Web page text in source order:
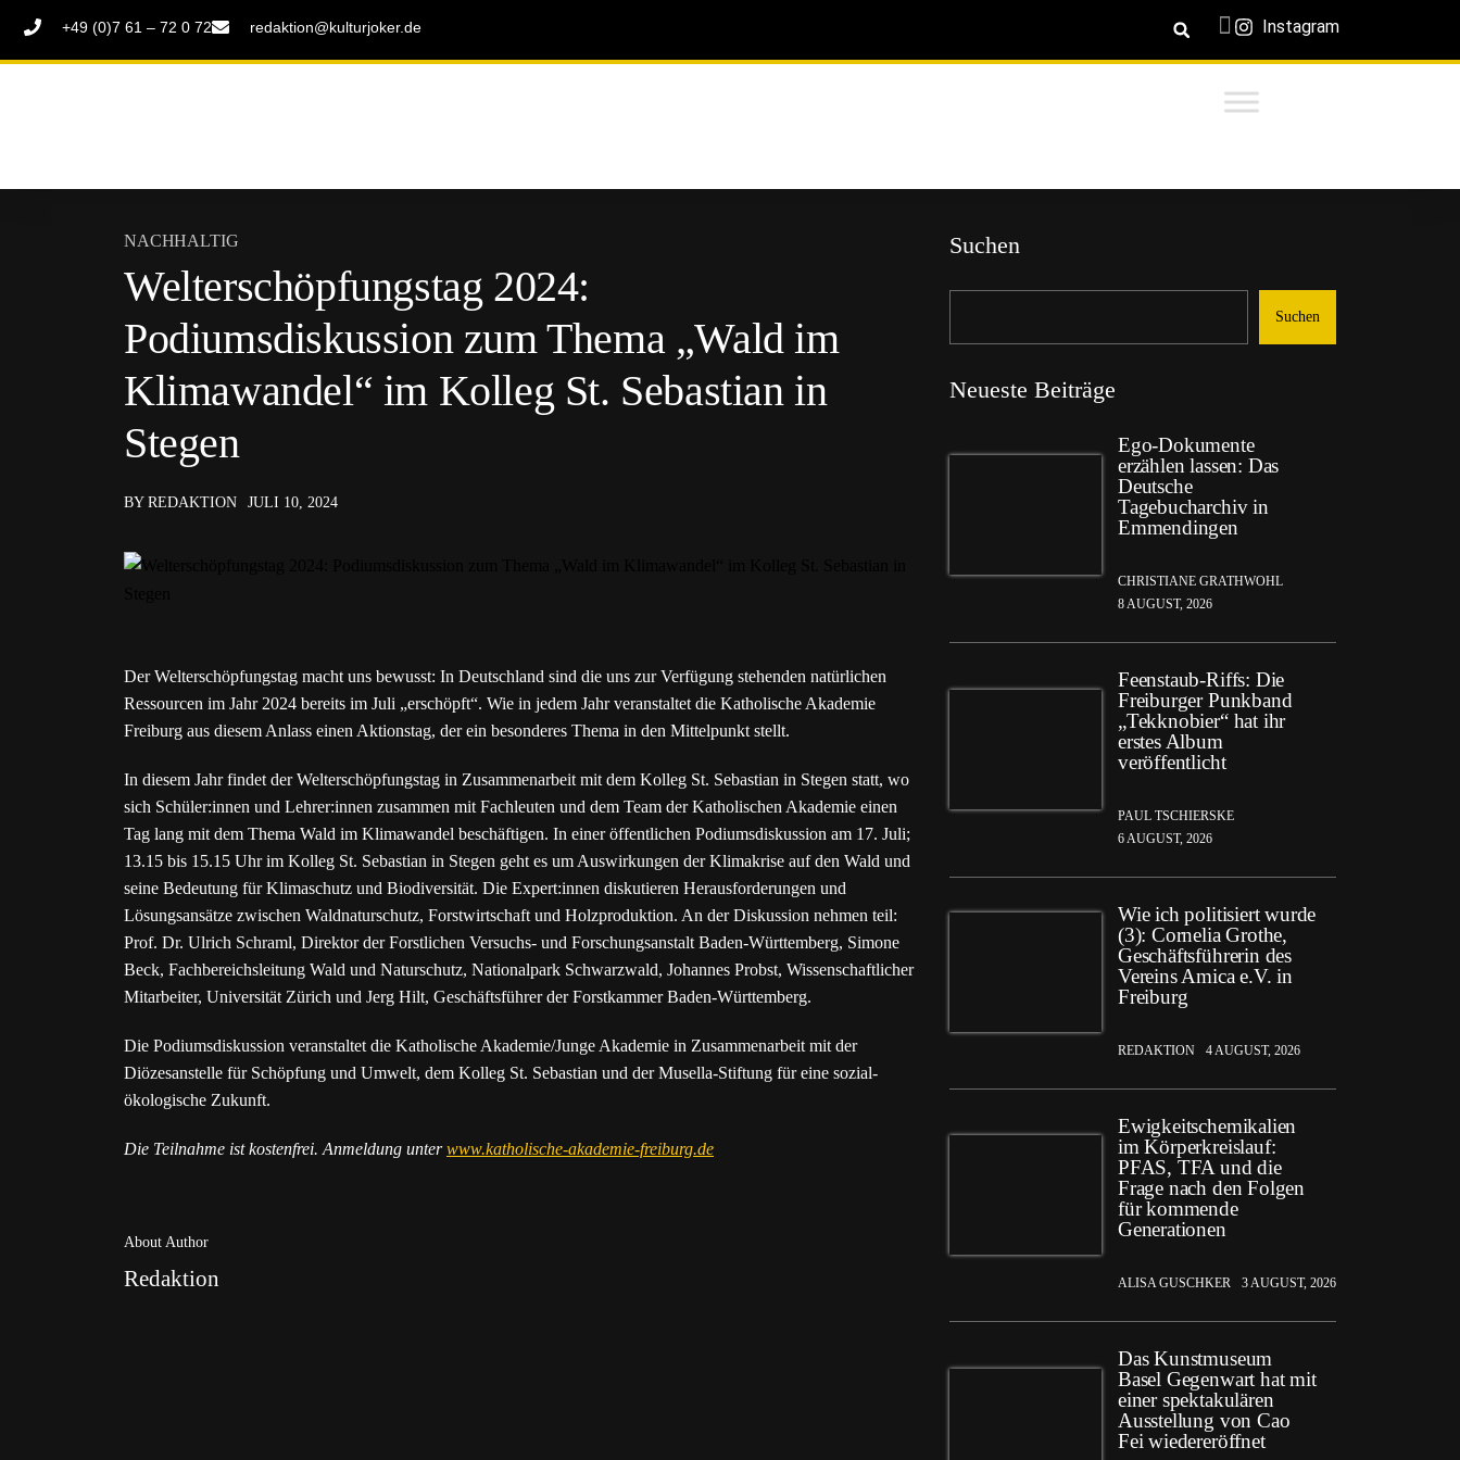
+49 (0)7 61 – 72 0 72 redaktion@kulturjoker.de Instagram
NACHHALTIG
Welterschöpfungstag 2024:
Podiumsdiskussion zum Thema „Wald im
Klimawandel“ im Kolleg St. Sebastian in
Stegen
BY REDAKTION JULI 10, 2024
Der Welterschöpfungstag macht uns bewusst: In Deutschland sind die uns zur Verfügung stehenden natürlichen
Ressourcen im Jahr 2024 bereits im Juli „erschöpft“. Wie in jedem Jahr veranstaltet die Katholische Akademie
Freiburg aus diesem Anlass einen Aktionstag, der ein besonderes Thema in den Mittelpunkt stellt.
In diesem Jahr findet der Welterschöpfungstag in Zusammenarbeit mit dem Kolleg St. Sebastian in Stegen statt, wo
sich Schüler:innen und Lehrer:innen zusammen mit Fachleuten und dem Team der Katholischen Akademie einen
Tag lang mit dem Thema Wald im Klimawandel beschäftigen. In einer öffentlichen Podiumsdiskussion am 17. Juli;
13.15 bis 15.15 Uhr im Kolleg St. Sebastian in Stegen geht es um Auswirkungen der Klimakrise auf den Wald und
seine Bedeutung für Klimaschutz und Biodiversität. Die Expert:innen diskutieren Herausforderungen und
Lösungsansätze zwischen Waldnaturschutz, Forstwirtschaft und Holzproduktion. An der Diskussion nehmen teil:
Prof. Dr. Ulrich Schraml, Direktor der Forstlichen Versuchs- und Forschungsanstalt Baden-Württemberg, Simone
Beck, Fachbereichsleitung Wald und Naturschutz, Nationalpark Schwarzwald, Johannes Probst, Wissenschaftlicher
Mitarbeiter, Universität Zürich und Jerg Hilt, Geschäftsführer der Forstkammer Baden-Württemberg.
Die Podiumsdiskussion veranstaltet die Katholische Akademie/Junge Akademie in Zusammenarbeit mit der
Diözesanstelle für Schöpfung und Umwelt, dem Kolleg St. Sebastian und der Musella-Stiftung für eine sozial-
ökologische Zukunft.
Die Teilnahme ist kostenfrei. Anmeldung unterwww.katholische-akademie-freiburg.de
About Author
Redaktion
Suchen
Suchen
Neueste Beiträge
Ego-Dokumente
erzählen lassen: Das
Deutsche
Tagebucharchiv in
Emmendingen
CHRISTIANE GRATHWOHL
8 AUGUST, 2026
Feenstaub-Riffs: Die
Freiburger Punkband
„Tekknobier“ hat ihr
erstes Album
veröffentlicht
PAUL TSCHIERSKE
6 AUGUST, 2026
Wie ich politisiert wurde
(3): Cornelia Grothe,
Geschäftsführerin des
Vereins Amica e.V. in
Freiburg
REDAKTION 4 AUGUST, 2026
Ewigkeitschemikalien
im Körperkreislauf:
PFAS, TFA und die
Frage nach den Folgen
für kommende
Generationen
ALISA GUSCHKER 3 AUGUST, 2026
Das Kunstmuseum
Basel Gegenwart hat mit
einer spektakulären
Ausstellung von Cao
Fei wiedereröffnet